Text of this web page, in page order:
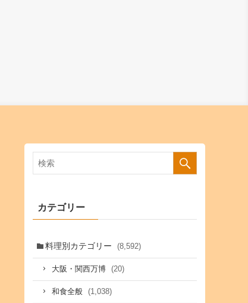
カテゴリー
料理別カテゴリー (8,592)
大阪・関西万博 (20)
和食全般 (1,038)